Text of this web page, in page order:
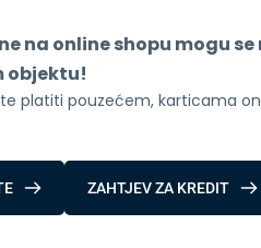
na online shopu mogu
objektu!
platiti pouzećem, karticama
ZAHTJEV ZA KREDIT